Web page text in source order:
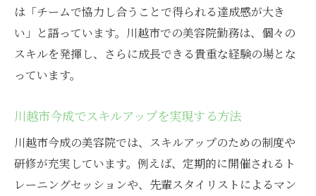
は「チームで協力し合うことで得られる達成感が大き
い」と語っています。川越市での美容院勤務は、個々の
スキルを発揮し、さらに成長できる貴重な経験の場とな
っています。
川越市今成でスキルアップを実現する方法
川越市今成の美容院では、スキルアップのための制度や
研修が充実しています。例えば、定期的に開催されるト
レーニングセッションや、先輩スタイリストによるマン